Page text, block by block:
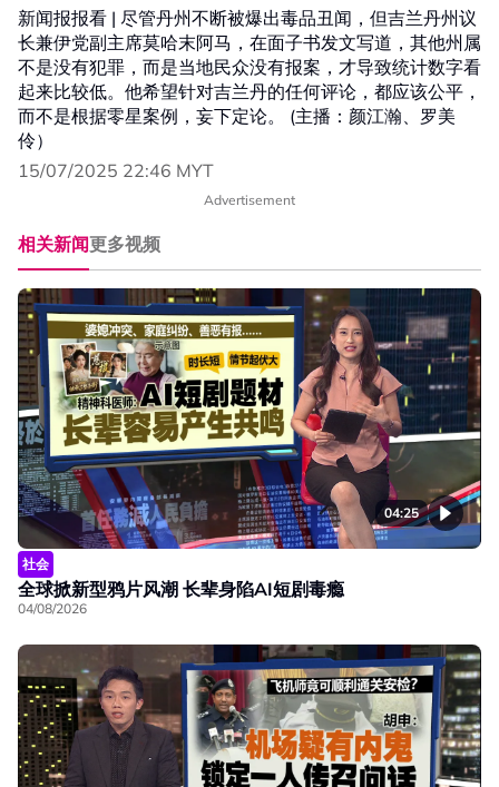
新闻报报看 | 尽管丹州不断被爆出毒品丑闻，但吉兰丹州议
长兼伊党副主席莫哈末阿马，在面子书发文写道，其他州属
不是没有犯罪，而是当地民众没有报案，才导致统计数字看
起来比较低。他希望针对吉兰丹的任何评论，都应该公平，
而不是根据零星案例，妄下定论。 (主播：颜江瀚、罗美
伶）
15/07/2025 22:46 MYT
Advertisement
相关新闻更多视频
04:25
社会
全球掀新型鸦片风潮 长辈身陷AI短剧毒瘾
04/08/2026